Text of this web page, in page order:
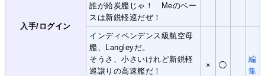
入手/ログイン
誰が給炭艦じゃ！ Meのベー
スは新鋭軽巡だぜ！
インディペンデンス級航空母
艦、Langleyだ。
そうさ、小さいけれど新鋭軽
巡譲りの高速艦だ！
× ◯
編
集